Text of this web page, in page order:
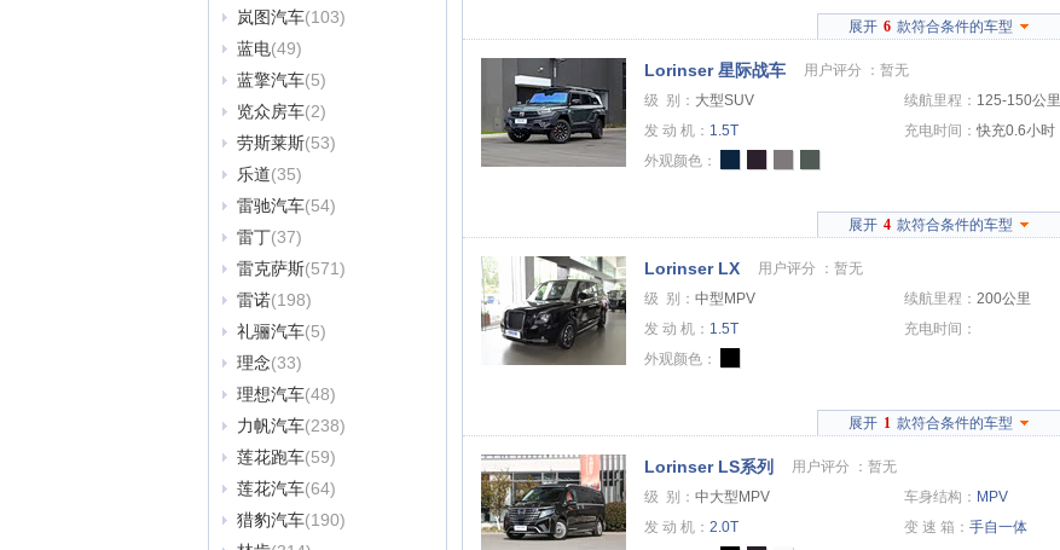
岚图汽车(103)
蓝电(49)
蓝擎汽车(5)
览众房车(2)
劳斯莱斯(53)
乐道(35)
雷驰汽车(54)
雷丁(37)
雷克萨斯(571)
雷诺(198)
礼骊汽车(5)
理念(33)
理想汽车(48)
力帆汽车(238)
莲花跑车(59)
莲花汽车(64)
猎豹汽车(190)
展开 6 款符合条件的车型
Lorinser 星际战车 用户评分 ： 暂无
级 别： 大型SUV 续航里程： 125-150公里
发 动 机： 1.5T 充电时间：快充0.6小时
外观颜色：
展开 4 款符合条件的车型
Lorinser LX 用户评分 ： 暂无
级 别： 中型MPV 续航里程： 200公里
发 动 机： 1.5T
充电时间：
外观颜色：
展开 1 款符合条件的车型
Lorinser LS系列 用户评分 ： 暂无
级 别： 中大型MPV 车身结构： MPV
发 动 机： 2.0T 变 速 箱： 手自一体